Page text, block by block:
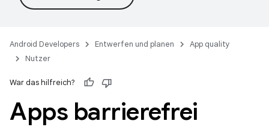
Android Developers Entwerfen und planen
App quality
Nutzer
War das hilfreich?
Apps barrierefrei